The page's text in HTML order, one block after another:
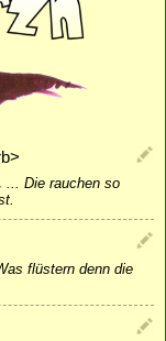
... Die rauchen so
flüstern denn die